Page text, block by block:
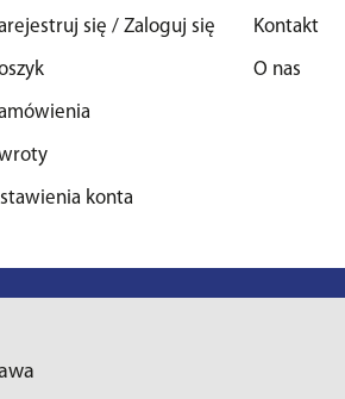
się / Zaloguj się
konta
Kontakt
O nas